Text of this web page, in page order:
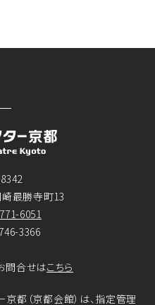
最勝寺町13
6051
3366
問合せはこちら
都（京都会館）は、指定管理